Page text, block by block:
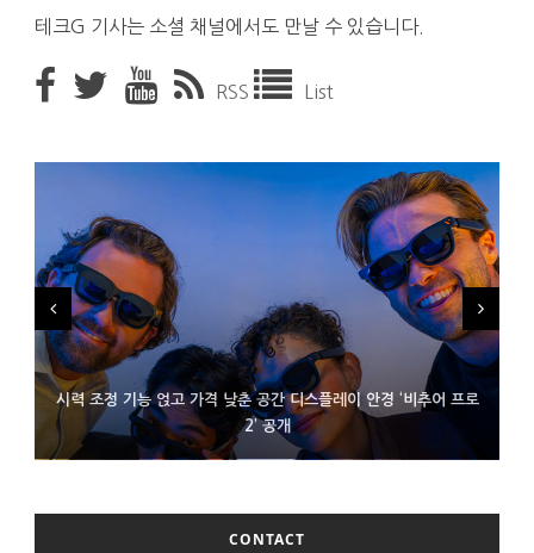
테크G 기사는 소셜 채널에서도 만날 수 있습니다.
RSS List
시력 조정 기능 얹고 가격 낮춘 공간 디스플레이 안경 ‘비추어 프로
2’ 공개
D램 부족에 10억달러어치 아이폰18 프로세서 패키징 대기 중
300~400달러 반지형 스피커 준비하는 오픈AI
CONTACT